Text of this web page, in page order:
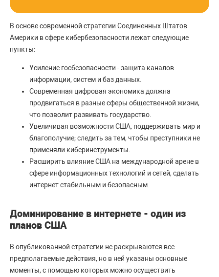
В основе современной стратегии Соединенных Штатов
Америки в сфере кибербезопасности лежат следующие
пункты:
Усиление госбезопасности - защита каналов
информации, систем и баз данных.
Современная цифровая экономика должна
продвигаться в разные сферы общественной жизни,
что позволит развивать государство.
Увеличивая возможности США, поддерживать мир и
благополучие; следить за тем, чтобы преступники не
применяли киберинструменты.
Расширить влияние США на международной арене в
сфере информационных технологий и сетей, сделать
интернет стабильным и безопасным.
Доминирование в интернете - один из
планов США
В опубликованной стратегии не раскрываются все
предполагаемые действия, но в ней указаны основные
моменты, с помощью которых можно осуществить